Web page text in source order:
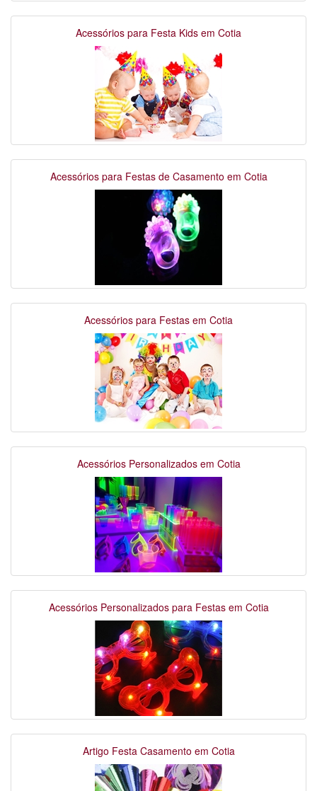
Acessórios para Festa Kids em Cotia
Acessórios para Festas de Casamento em Cotia
Acessórios para Festas em Cotia
Acessórios Personalizados em Cotia
Acessórios Personalizados para Festas em Cotia
Artigo Festa Casamento em Cotia